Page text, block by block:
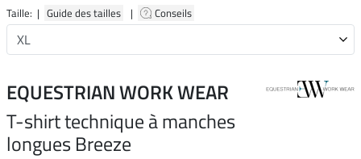
Taille: | Guide des tailles | Conseils
EQUESTRIAN WORK WEAR
T-shirt technique à manches
longues Breeze